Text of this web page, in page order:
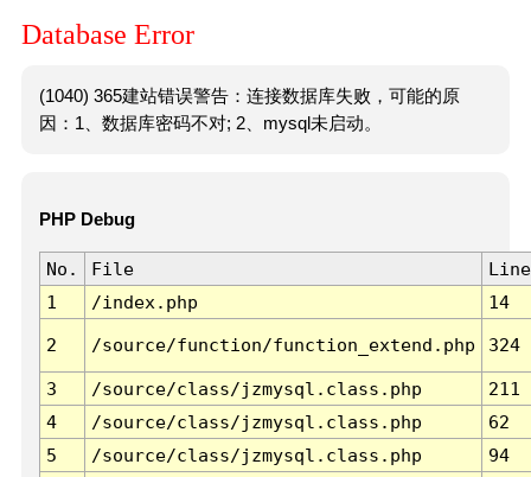
Database Error
(1040) 365建站错误警告：连接数据库失败，可能的原
因：1、数据库密码不对; 2、mysql未启动。
PHP Debug
No. File
Line
1
/index.php 14
2 /source/function/function_extend.php 324
3 /source/class/jzmysql.class.php
211
4
/source/class/jzmysql.class.php
62
5
/source/class/jzmysql.class.php
94